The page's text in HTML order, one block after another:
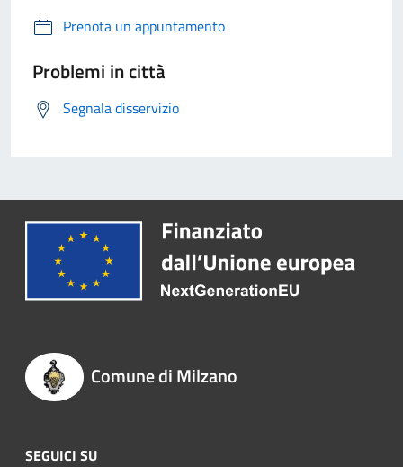
Prenota un appuntamento
Problemi in città
Segnala disservizio
Comune di Milzano
SEGUICI SU